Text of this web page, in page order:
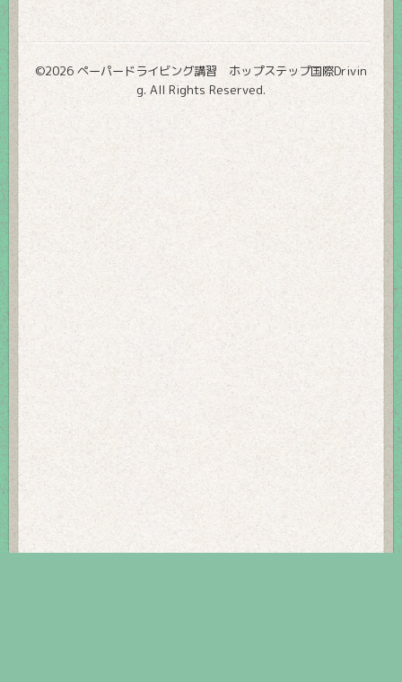
©2026 ペーパードライビング講習 ホップステップ国際Drivin
g. All Rights Reserved.